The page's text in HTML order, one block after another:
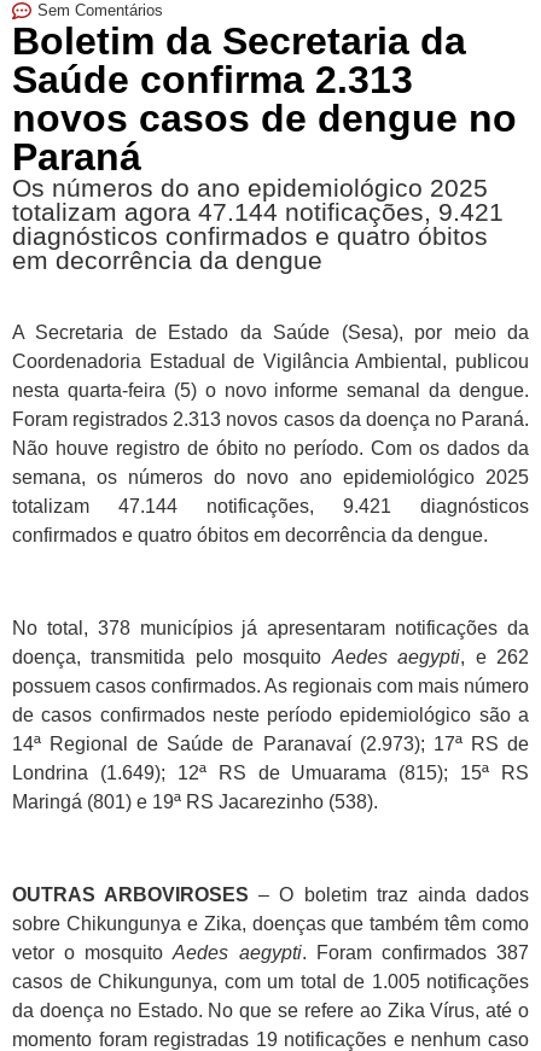
Sem Comentários
Boletim da Secretaria da
Saúde confirma 2.313
novos casos de dengue no
Paraná
Os números do ano epidemiológico 2025
totalizam agora 47.144 notificações, 9.421
diagnósticos confirmados e quatro óbitos
em decorrência da dengue
A Secretaria de Estado da Saúde (Sesa), por meio da
Coordenadoria Estadual de Vigilância Ambiental, publicou
nesta quarta-feira (5) o novo informe semanal da dengue.
Foram registrados 2.313 novos casos da doença no Paraná.
Não houve registro de óbito no período. Com os dados da
semana, os números do novo ano epidemiológico 2025
totalizam 47.144 notificações, 9.421 diagnósticos
confirmados e quatro óbitos em decorrência da dengue.
No total, 378 municípios já apresentaram notificações da
doença, transmitida pelo mosquito Aedes aegypti, e 262
possuem casos confirmados. As regionais com mais número
de casos confirmados neste período epidemiológico são a
14ª Regional de Saúde de Paranavaí (2.973); 17ª RS de
Londrina (1.649); 12ª RS de Umuarama (815); 15ª RS
Maringá (801) e 19ª RS Jacarezinho (538).
OUTRAS ARBOVIROSES – O boletim traz ainda dados
sobre Chikungunya e Zika, doenças que também têm como
vetor o mosquitoAedes aegypti. Foram confirmados 387
casos de Chikungunya, com um total de 1.005 notificações
da doença no Estado. No que se refere ao Zika Vírus, até o
momento foram registradas 19 notificações e nenhum caso